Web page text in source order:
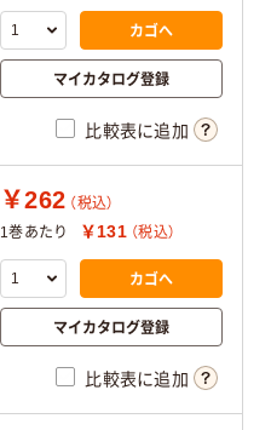
カゴへ
マイカタログ登録
比較表に追加
￥262 （税込）
1巻あたり
￥131 （税込）
カゴへ
マイカタログ登録
比較表に追加